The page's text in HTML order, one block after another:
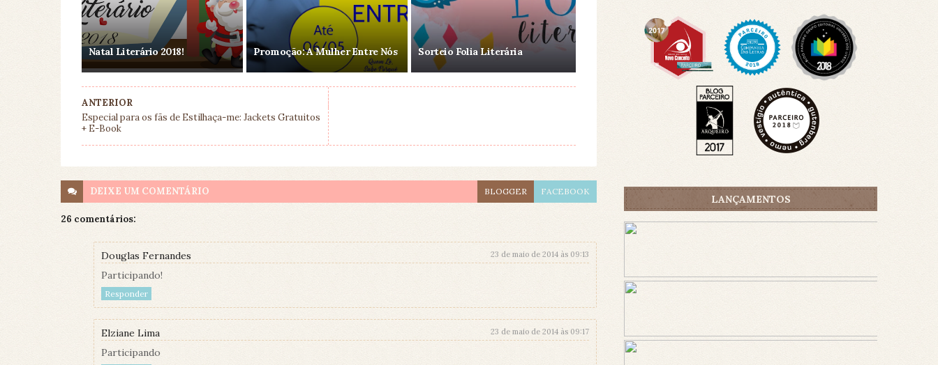
Natal Literário 2018! Promoção: A Mulher Entre Nós Sorteio Folia Literária
ANTERIOR
Especial para os fãs de Estilhaça-me: Jackets Gratuitos
+ E-Book
DEIXE UM COMENTÁRIO BLOGGER FACEBOOK
26 comentários:
Douglas Fernandes 23 de maio de 2014 às 09:13
Participando!
Responder
Elziane Lima 23 de maio de 2014 às 09:17
Participando
LANÇAMENTOS